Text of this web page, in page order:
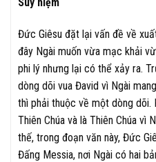
Đức Giêsu đặt lại vấn đề về
đây Ngài muốn vừa mạc khải
phi lý nhưng lại có thể xảy ra.
dòng dõi vua Đavid vì Ngài
thì phải thuộc về một dòng dõi.
Thiên Chúa và là Thiên Chúa vì
thế, trong đoạn văn này, Đức
Đấng Messia, nơi Ngài có hai